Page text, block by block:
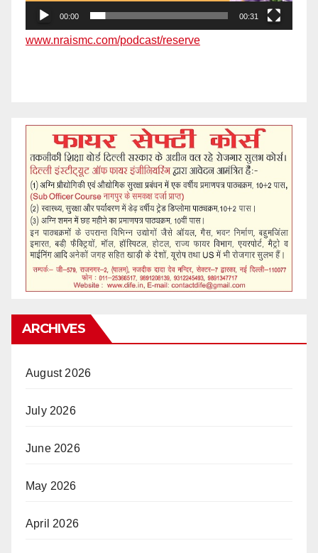
00:00 00:31
www.nraismc.com/podcast/reserve
ARCHIVES
August 2026
July 2026
June 2026
May 2026
April 2026